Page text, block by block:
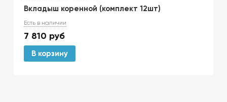
Вкладыш коренной (комплект 12шт)
Есть в наличии
7 810 руб
В корзину